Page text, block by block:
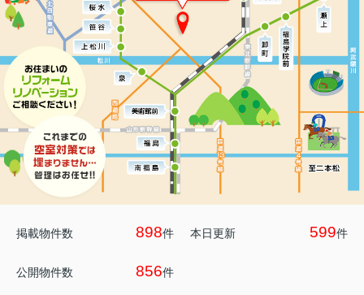
掲載物件数 898件 本日更新 599件
公開物件数 856件